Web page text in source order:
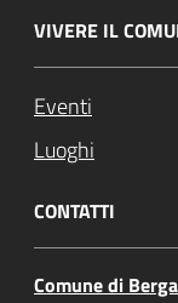
VIVERE IL
Eventi
Luoghi
CONTATTI
Comune di